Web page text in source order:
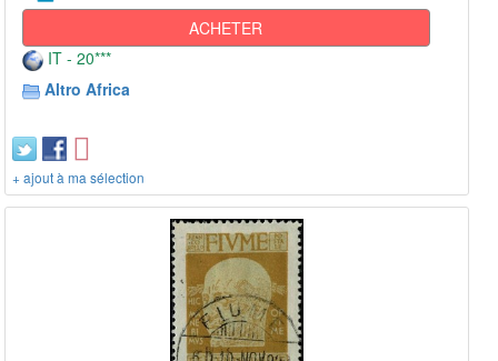
ACHETER
IT - 20***
Altro Africa
+ ajout à ma sélection